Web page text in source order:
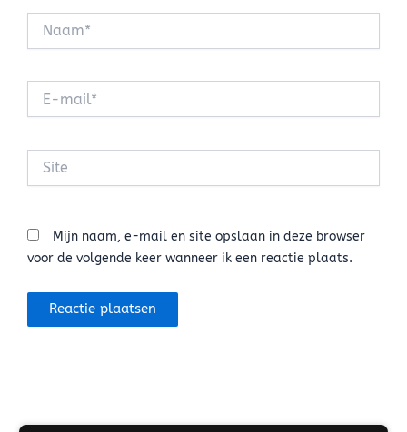
mail*
Mijn naam, e-mail en site opslaan in deze browser
voor de volgende keer wanneer ik een reactie plaats.